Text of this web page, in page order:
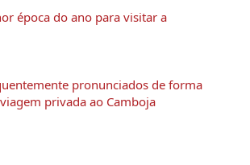
época do ano para visitar a
pronunciados de forma
privada ao Camboja